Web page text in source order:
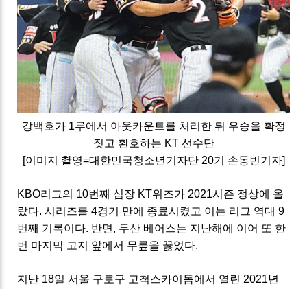
강백호가 1루에서 아웃카운트를 처리한 뒤 우승을 확정
짓고 환호하는 KT선수단
[이미지 촬영=대한민국청소년기자단 20기 손동빈기자]
KBO리그의 10번째 심장 KT위즈가 2021시즌 정상에 올
랐다. 시리즈를 4경기 만에 종료시켰고 이는 리그 역대 9
번째 기록이다. 반면, 두산 베어스는 지난해에 이어 또 한
번 마지막 고지 앞에서 무릎을 꿇었다.
지난 18일 서울 구로구 고척스카이돔에서 열린 2021년